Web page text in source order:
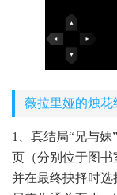
薇拉里娅的烛花
1、真结局“兄与
页（分别位于图书
并在最终抉择时选